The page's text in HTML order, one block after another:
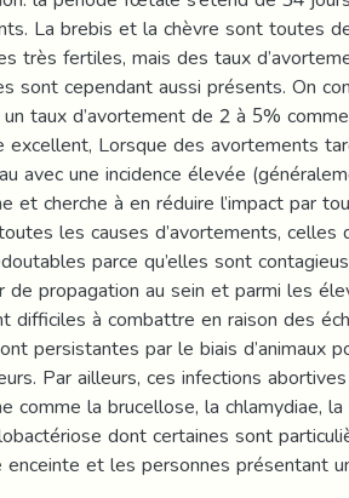
La brebis et la chèvre sont toutes
très fertiles, mais des taux
sont cependant aussi présents. On
taux d’avortement de 2 à 5%
excellent, Lorsque des avortements
avec une incidence élevée
et cherche à en réduire l’impact par
les causes d’avortements, celles
parce qu’elles sont
de propagation au sein et parmi les
difficiles à combattre en raison des
persistantes par le biais d’animaux
Par ailleurs, ces infections
comme la brucellose, la chlamydiae,
dont certaines sont
et les personnes présentant